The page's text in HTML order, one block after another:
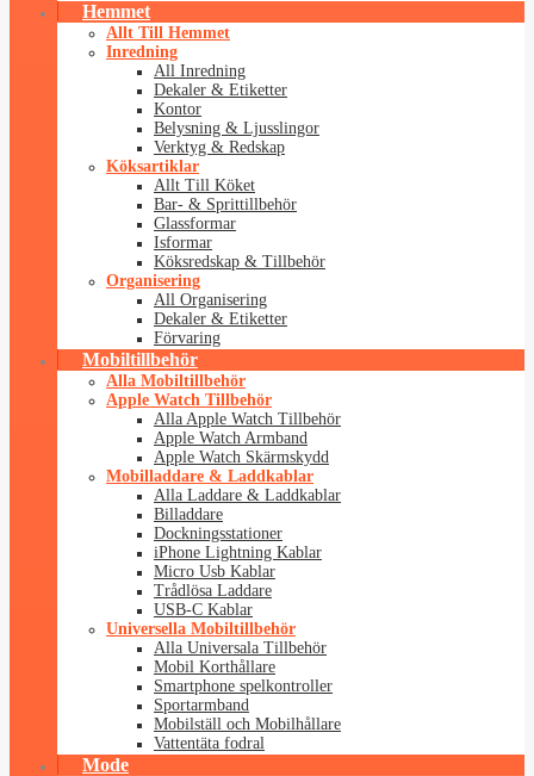
Hemmet
Allt Till Hemmet
Inredning
All Inredning
Dekaler & Etiketter
Kontor
Belysning & Ljusslingor
Verktyg & Redskap
Köksartiklar
Allt Till Köket
Bar- & Sprittillbehör
Glassformar
Isformar
Köksredskap & Tillbehör
Organisering
All Organisering
Dekaler & Etiketter
Förvaring
Mobiltillbehör
Alla Mobiltillbehör
Apple Watch Tillbehör
Alla Apple Watch Tillbehör
Apple Watch Armband
Apple Watch Skärmskydd
Mobilladdare & Laddkablar
Alla Laddare & Laddkablar
Billaddare
Dockningsstationer
iPhone Lightning Kablar
Micro Usb Kablar
Trådlösa Laddare
USB-C Kablar
Universella Mobiltillbehör
Alla Universala Tillbehör
Mobil Korthållare
Smartphone spelkontroller
Sportarmband
Mobilställ och Mobilhållare
Vattentäta fodral
Mode